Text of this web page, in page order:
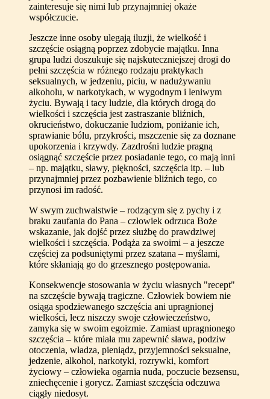
zainteresuje się nimi lub przynajmniej okaże
współczucie.
Jeszcze inne osoby ulegają iluzji, że wielkość i
szczęście osiągną poprzez zdobycie majątku. Inna
grupa ludzi doszukuje się najskuteczniejszej drogi do
pełni szczęścia w różnego rodzaju praktykach
seksualnych, w jedzeniu, piciu, w nadużywaniu
alkoholu, w narkotykach, w wygodnym i leniwym
życiu. Bywają i tacy ludzie, dla których drogą do
wielkości i szczęścia jest zastraszanie bliźnich,
okrucieństwo, dokuczanie ludziom, poniżanie ich,
sprawianie bólu, przykrości, mszczenie się za doznane
upokorzenia i krzywdy. Zazdrośni ludzie pragną
osiągnąć szczęście przez posiadanie tego, co mają inni
– np. majątku, sławy, piękności, szczęścia itp. – lub
przynajmniej przez pozbawienie bliźnich tego, co
przynosi im radość.
W swym zuchwalstwie – rodzącym się z pychy i z
braku zaufania do Pana – człowiek odrzuca Boże
wskazanie, jak dojść przez służbę do prawdziwej
wielkości i szczęścia. Podąża za swoimi – a jeszcze
częściej za podsuniętymi przez szatana – myślami,
które skłaniają go do grzesznego postępowania.
Konsekwencje stosowania w życiu własnych "recept"
na szczęście bywają tragiczne. Człowiek bowiem nie
osiąga spodziewanego szczęścia ani upragnionej
wielkości, lecz niszczy swoje człowieczeństwo,
zamyka się w swoim egoizmie. Zamiast upragnionego
szczęścia – które miała mu zapewnić sława, podziw
otoczenia, władza, pieniądz, przyjemności seksualne,
jedzenie, alkohol, narkotyki, rozrywki, komfort
życiowy – człowieka ogarnia nuda, poczucie bezsensu,
zniechęcenie i gorycz. Zamiast szczęścia odczuwa
ciągły niedosyt.